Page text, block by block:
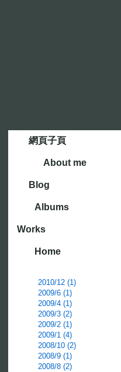
網頁子頁
About me
Blog
Albums
Works
Home
2010/12 (1)
2009/6 (1)
2009/4 (1)
2009/3 (2)
2009/2 (1)
2009/1 (4)
2008/10 (2)
2008/9 (1)
2008/8 (2)